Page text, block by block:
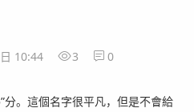
10:44 3 0
分。這個名字很平凡，但是不會給